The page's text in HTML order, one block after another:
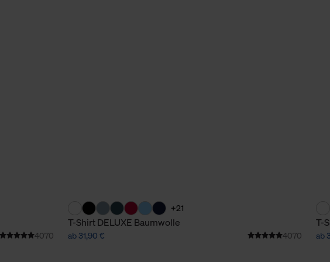
4070
+21
T-Shirt DELUXE Baumwolle
ab 31,90 € 4070
T-
ab